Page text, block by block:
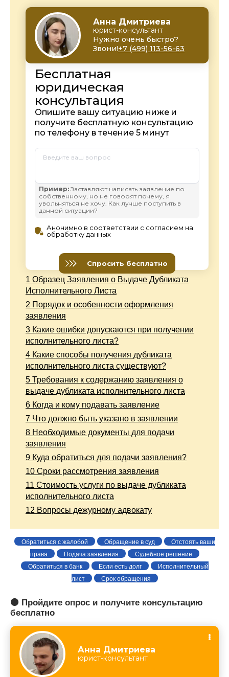
1 Образец Заявления о Выдаче Дубликата
Исполнительного Листа
2 Порядок и особенности оформления
заявления
3 Какие ошибки допускаются при получении
исполнительного листа?
4 Какие способы получения дубликата
исполнительного листа существуют?
5 Требования к содержанию заявления о
выдаче дубликата исполнительного листа
6 Когда и кому подавать заявление
7 Что должно быть указано в заявлении
8 Необходимые документы для подачи
заявления
9 Куда обратиться для подачи заявления?
10 Сроки рассмотрения заявления
11 Стоимость услуги по выдаче дубликата
исполнительного листа
12 Вопросы дежурному адвокату
Обратиться с жалобой Обращение в суд
Отстоять ваши
права
Подача заявления
Судебное решение
Обратиться в банк
Если есть долг
Исполнительный
лист
Срок обращения
🟠 Пройдите опрос и получите консультацию
бесплатно